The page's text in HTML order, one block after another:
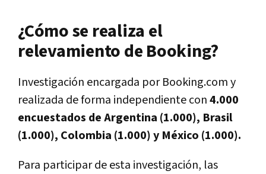
¿Cómo se realiza el
relevamiento de Booking?
Investigación encargada por Booking.com y
realizada de forma independiente con4.000
encuestados de Argentina (1.000), Brasil
(1.000), Colombia (1.000) y México (1.000).
Para participar de esta investigación, las